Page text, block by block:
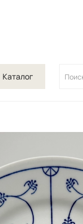
Каталог